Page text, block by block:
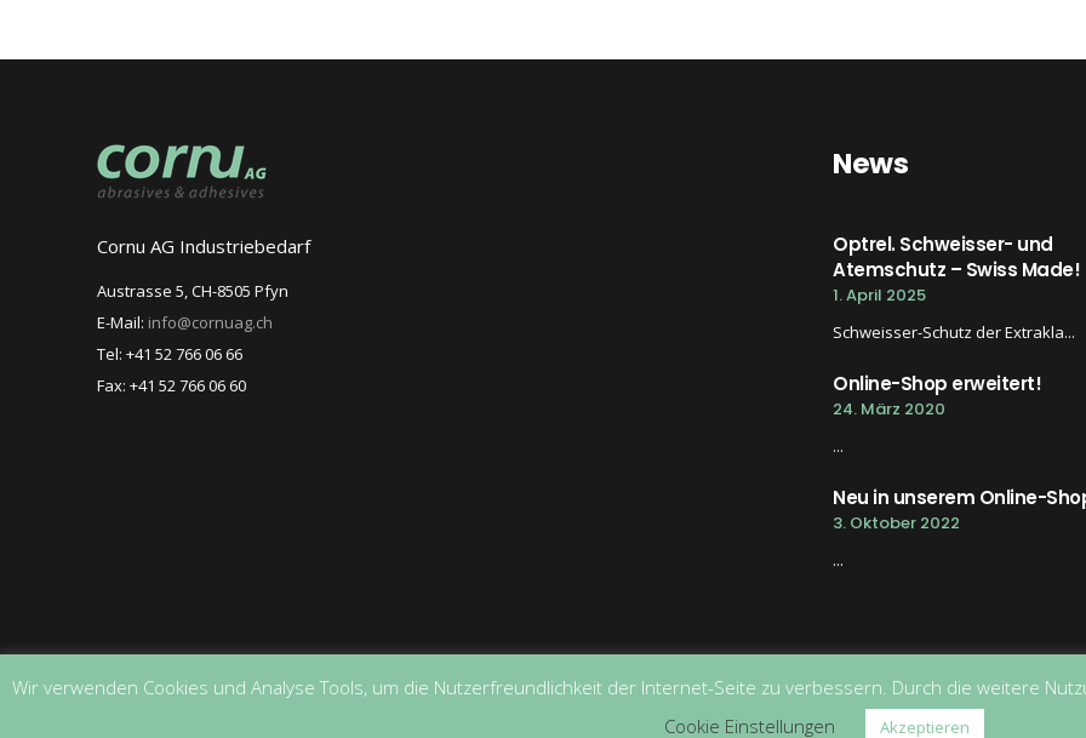
Cornu AG Industriebedarf
Austrasse 5, CH-8505 Pfyn
E-Mail: info@cornuag.ch
Tel: +41 52 766 06 66
Fax: +41 52 766 06 60
News
Optrel. Schweisser- und
Atemschutz – Swiss Made!
1. April 2025
Schweisser-Schutz der Extrakla...
Online-Shop erweitert!
24. März 2020
...
Neu in unserem Online-
3. Oktober 2022
...
Copyright © Cornu AG | Developed by Swissuccess
Wir verwenden Cookies und Analyse Tools, um die Nutzerfreundlichkeit der Internet-Seite zu verbessern. Durch die weitere
Cookie Einstellungen
Akzeptieren